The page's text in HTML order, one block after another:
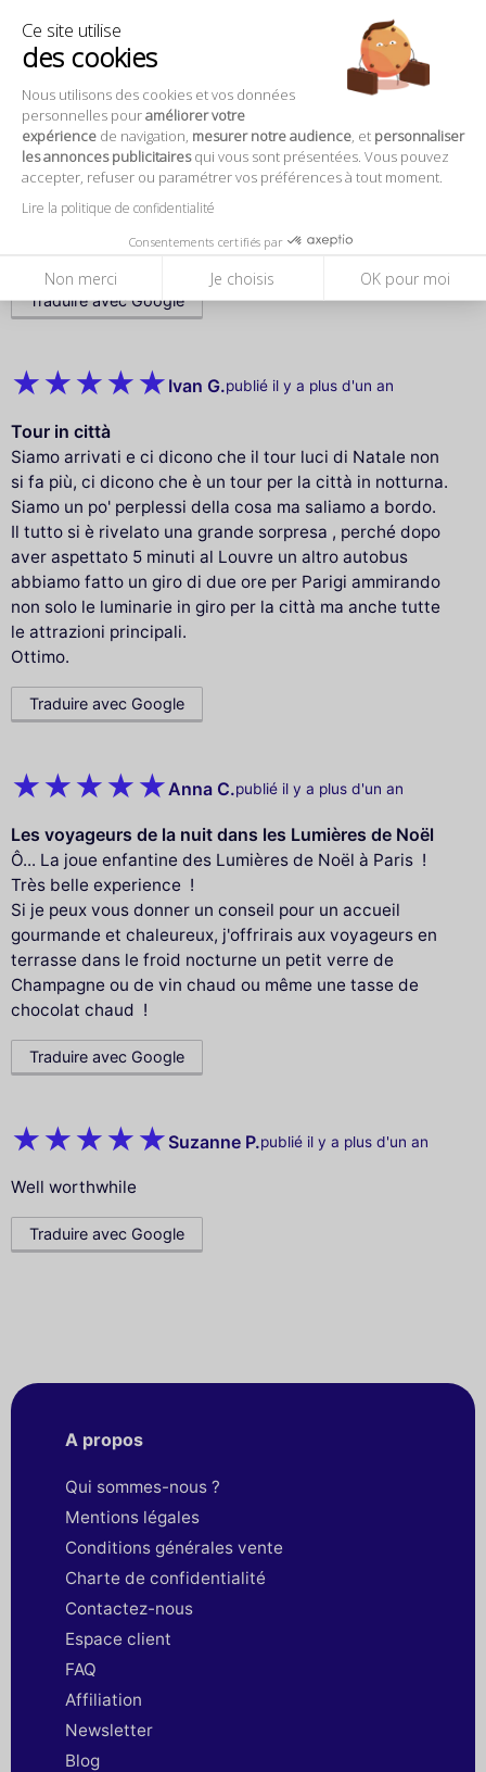
Ce site utilise
des cookies
Nous utilisons des cookies et vos données
personnelles pouraméliorer votre
expérience de navigation, mesurer notre audience , et personnaliser
les annonces publicitairesqui vous sont présentées. Vous pouvez
accepter, refuser ou paramétrer vos préférences à tout moment.
Lire la politique de confidentialité
Consentements certifiés par
Non merci Je choisis OK pour moi
publié il y a plus d'un an
Très bien organisé.
Wolfgang I.2 décembre 2025
Die Tour war sehr informativ. Uns hat diese Tour sehr
gut gefallen, sie war sehr gut organisiert.
Traduire avec Google
Ivan G.publié il y a plus d'un an
Tour in città
Siamo arrivati e ci dicono che il tour luci di Natale non
si fa più, ci dicono che è un tour per la città in notturna.
Siamo un po' perplessi della cosa ma saliamo a bordo.
Il tutto si è rivelato una grande sorpresa , perché dopo
aver aspettato 5 minuti al Louvre un altro autobus
abbiamo fatto un giro di due ore per Parigi ammirando
non solo le luminarie in giro per la città ma anche tutte
le attrazioni principali.
Ottimo.
Traduire avec Google
Anna C.publié il y a plus d'un an
Les voyageurs de la nuit dans les Lumières de Noël
Ô... La joue enfantine des Lumières de Noël à Paris !
Très belle experience !
Si je peux vous donner un conseil pour un accueil
gourmande et chaleureux, j'offrirais aux voyageurs en
terrasse dans le froid nocturne un petit verre de
Champagne ou de vin chaud ou même une tasse de
chocolat chaud !
Traduire avec Google
Suzanne P.publié il y a plus d'un an
Well worthwhile
Traduire avec Google
A propos
Qui sommes-nous ?
Mentions légales
Conditions générales vente
Charte de confidentialité
Contactez-nous
Espace client
FAQ
Affiliation
Newsletter
Blog